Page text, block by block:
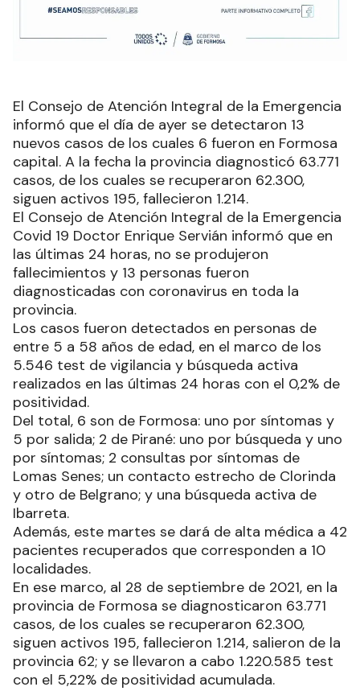
El Consejo de Atención Integral de la Emergencia
informó que el día de ayer se detectaron 13
nuevos casos de los cuales 6 fueron en Formosa
capital. A la fecha la provincia diagnosticó 63.771
casos, de los cuales se recuperaron 62.300,
siguen activos 195, fallecieron 1.214.
El Consejo de Atención Integral de la Emergencia
Covid 19 Doctor Enrique Servián informó que en
las últimas 24 horas, no se produjeron
fallecimientos y 13 personas fueron
diagnosticadas con coronavirus en toda la
provincia.
Los casos fueron detectados en personas de
entre 5 a 58 años de edad, en el marco de los
5.546 test de vigilancia y búsqueda activa
realizados en las últimas 24 horas con el 0,2% de
positividad.
Del total, 6 son de Formosa: uno por síntomas y
5 por salida; 2 de Pirané: uno por búsqueda y uno
por síntomas; 2 consultas por síntomas de
Lomas Senes; un contacto estrecho de Clorinda
y otro de Belgrano; y una búsqueda activa de
Ibarreta.
Además, este martes se dará de alta médica a 42
pacientes recuperados que corresponden a 10
localidades.
En ese marco, al 28 de septiembre de 2021, en la
provincia de Formosa se diagnosticaron 63.771
casos, de los cuales se recuperaron 62.300,
siguen activos 195, fallecieron 1.214, salieron de la
provincia 62; y se llevaron a cabo 1.220.585 test
con el 5,22% de positividad acumulada.